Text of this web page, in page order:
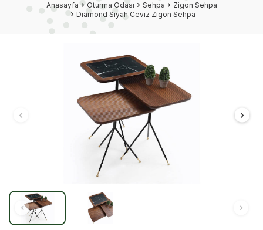
Anasayfa Oturma Odası Sehpa
Zigon Sehpa
Diamond Siyah Ceviz Zigon Sehpa